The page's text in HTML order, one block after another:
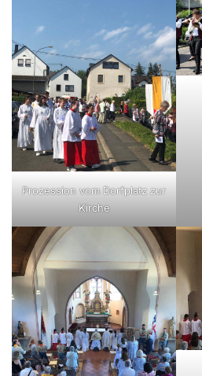
Prozession vom Dorfplatz zur
Kirche